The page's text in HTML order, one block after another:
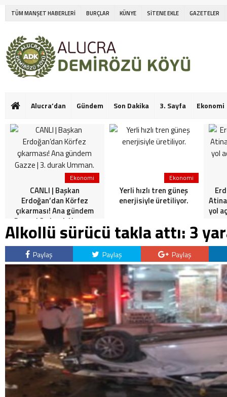
TÜM MANŞET HABERLERİ BURÇLAR KÜNYE SİTENE EKLE GAZETELER
Alucra’dan Gündem Son Dakika 3. Sayfa Ekonomi
Ekonomi
CANLI | Başkan
Erdoğan’dan Körfez
çıkarması! Ana gündem
Gazze | 3. durak Umman.
Ekonomi
Yerli hızlı tren güneş
enerjisiyle üretiliyor.
yol
Alkollü sürücü takla attı: 3
Paylaş Paylaş Paylaş